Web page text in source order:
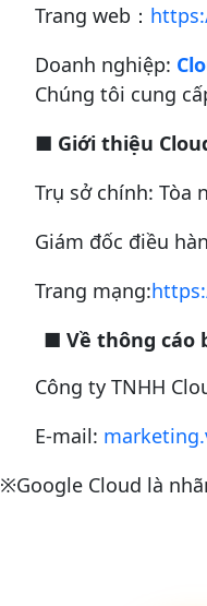
Trang web：
Doanh nghiệp:
Chúng tôi cung
■ Giới thiệu
Trụ sở chính: Tòa
Giám đốc điều
Trang mạng:
■ Về thông cáo
Công ty TNHH
E-mail:
※Google Cloud là